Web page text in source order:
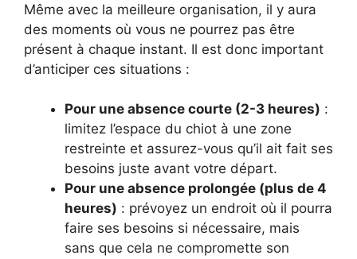
Même avec la meilleure organisation, il y aura
des moments où vous ne pourrez pas être
présent à chaque instant. Il est donc important
d’anticiper ces situations :
Pour une absence courte (2-3 heures) :
limitez l’espace du chiot à une zone
restreinte et assurez-vous qu’il ait fait ses
besoins juste avant votre départ.
Pour une absence prolongée (plus de 4
heures) : prévoyez un endroit où il pourra
faire ses besoins si nécessaire, mais
sans que cela ne compromette son